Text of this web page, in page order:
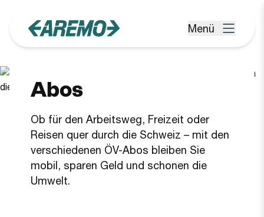
Menü öffnen
Menü
Abos
Ob für den Arbeitsweg, Freizeit oder
Reisen quer durch die Schweiz – mit den
verschiedenen ÖV-Abos bleiben Sie
mobil, sparen Geld und schonen die
Umwelt.